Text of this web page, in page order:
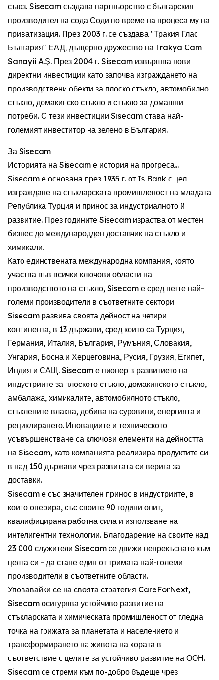
съюз. Sisecam създава партньорство с българския
производител на сода Соди по време на процеса му на
приватизация. През 2003 г. се създава "Тракия Глас
България" ЕАД, дъщерно дружество на Trakya Cam
Sanayii A.Ş. През 2004 г. Sisecam извършва нови
директни инвестиции като започва изграждането на
производствени обекти за плоско стъкло, автомобилно
стъкло, домакинско стъкло и стъкло за домашни
потреби. С тези инвестиции Sisecam става най-
големият инвеститор на зелено в България.
За Sisecam
Историята на Sisecam е история на прогреса...
Sisecam е основана през 1935 г. от Is Bank с цел
изграждане на стъкларската промишленост на младата
Република Турция и принос за индустриалното й
развитие. През годините Sisecam израства от местен
бизнес до международден доставчик на стъкло и
химикали.
Като единствената международна компания, която
участва във всички ключови области на
производството на стъкло, Sisecam е сред петте най-
големи производители в съответните сектори.
Sisecam развива своята дейност на четири
континента, в 13 държави, сред които са Турция,
Германия, Италия, България, Румъния, Словакия,
Унгария, Босна и Херцеговина, Русия, Грузия, Египет,
Индия и САЩ. Sisecam е пионер в развитието на
индустриите за плоското стъкло, домакинското стъкло,
амбалажа, химикалите, автомобилното стъкло,
стъклените влакна, добива на суровини, енергията и
рециклирането. Иновациите и техническото
усъвършенстване са ключови елементи на дейността
на Sisecam, като компанията реализира продуктите си
в над 150 държави чрез развитата си верига за
доставки.
Sisecam е със значителен принос в индустриите, в
които оперира, със своите 90 години опит,
квалифицирана работна сила и използване на
интелигентни технологии. Благодарение на своите над
23 000 служители Sisecam се движи непрекъснато към
целта си - да стане един от тримата най-големи
производители в съответните области.
Уповавайки се на своята стратегия CareForNext,
Sisecam осигурява устойчиво развитие на
стъкларската и химическата промишленост от гледна
точка на грижата за планетата и населението и
трансформирането на живота на хората в
съответствие с целите за устойчиво развитие на ООН.
Sisecam се стреми към по-добро бъдеще чрез